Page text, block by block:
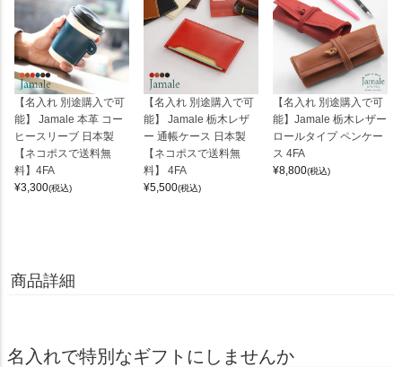
【名入れ 別途購入で可
能】 Jamale 本革 コー
ヒースリーブ 日本製
【ネコポスで送料無
料】4FA
¥3,300(税込)
【名入れ 別途購入で可
能】 Jamale 栃木レザ
ー 通帳ケース 日本製
【ネコポスで送料無
料】 4FA
¥5,500(税込)
【名入れ 別途購入で可
能】Jamale 栃木レザー
ロールタイプ ペンケー
ス 4FA
¥8,800(税込)
商品詳細
名入れで特別なギフトにしませんか